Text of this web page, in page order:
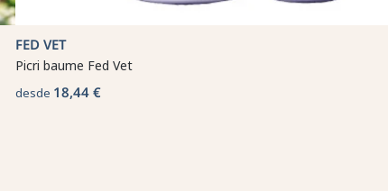
FED VET
Picri baume Fed Vet
desde 18,44 €